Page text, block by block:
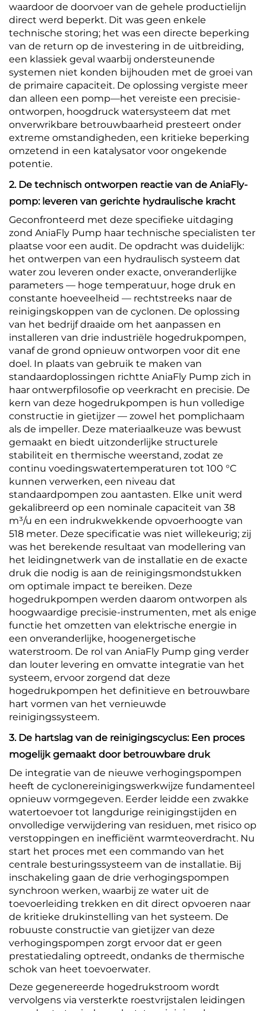
waardoor de doorvoer van de gehele productielijn
direct werd beperkt. Dit was geen enkele
technische storing; het was een directe beperking
van de return op de investering in de uitbreiding,
een klassiek geval waarbij ondersteunende
systemen niet konden bijhouden met de groei van
de primaire capaciteit. De oplossing vergiste meer
dan alleen een pomp—het vereiste een precisie-
ontworpen, hoogdruck watersysteem dat met
onverwrikbare betrouwbaarheid presteert onder
extreme omstandigheden, een kritieke beperking
omzetend in een katalysator voor ongekende
potentie.
2. De technisch ontworpen reactie van de AniaFly-
pomp: leveren van gerichte hydraulische kracht
Geconfronteerd met deze specifieke uitdaging
zond AniaFly Pump haar technische specialisten ter
plaatse voor een audit. De opdracht was duidelijk:
het ontwerpen van een hydraulisch systeem dat
water zou leveren onder exacte, onveranderlijke
parameters — hoge temperatuur, hoge druk en
constante hoeveelheid — rechtstreeks naar de
reinigingskoppen van de cyclonen. De oplossing
van het bedrijf draaide om het aanpassen en
installeren van drie industriële hogedrukpompen,
vanaf de grond opnieuw ontworpen voor dit ene
doel. In plaats van gebruik te maken van
standaardoplossingen richtte AniaFly Pump zich in
haar ontwerpfilosofie op veerkracht en precisie. De
kern van deze hogedrukpompen is hun volledige
constructie in gietijzer — zowel het pomplichaam
als de impeller. Deze materiaalkeuze was bewust
gemaakt en biedt uitzonderlijke structurele
stabiliteit en thermische weerstand, zodat ze
continu voedingswatertemperaturen tot 100 °C
kunnen verwerken, een niveau dat
standaardpompen zou aantasten. Elke unit werd
gekalibreerd op een nominale capaciteit van 38
m³/u en een indrukwekkende opvoerhoogte van
518 meter. Deze specificatie was niet willekeurig; zij
was het berekende resultaat van modellering van
het leidingnetwerk van de installatie en de exacte
druk die nodig is aan de reinigingsmondstukken
om optimale impact te bereiken. Deze
hogedrukpompen werden daarom ontworpen als
hoogwaardige precisie-instrumenten, met als enige
functie het omzetten van elektrische energie in
een onveranderlijke, hoogenergetische
waterstroom. De rol van AniaFly Pump ging verder
dan louter levering en omvatte integratie van het
systeem, ervoor zorgend dat deze
hogedrukpompen het definitieve en betrouwbare
hart vormen van het vernieuwde
reinigingssysteem.
3. De hartslag van de reinigingscyclus: Een proces
mogelijk gemaakt door betrouwbare druk
De integratie van de nieuwe verhogingspompen
heeft de cyclonereinigingswerkwijze fundamenteel
opnieuw vormgegeven. Eerder leidde een zwakke
watertoevoer tot langdurige reinigingstijden en
onvolledige verwijdering van residuen, met risico op
verstoppingen en inefficiënt warmteoverdracht. Nu
start het proces met een commando van het
centrale besturingssysteem van de installatie. Bij
inschakeling gaan de drie verhogingspompen
synchroon werken, waarbij ze water uit de
toevoerleiding trekken en dit direct opvoeren naar
de kritieke drukinstelling van het systeem. De
robuuste constructie van gietijzer van deze
verhogingspompen zorgt ervoor dat er geen
prestatiedaling optreedt, ondanks de thermische
schok van heet toevoerwater.
Deze gegenereerde hogedrukstroom wordt
vervolgens via versterkte roestvrijstalen leidingen